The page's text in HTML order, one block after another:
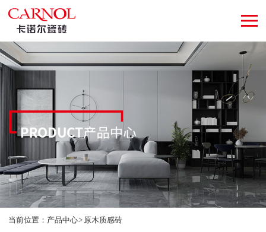
当前位置： 产品中心 原木质感砖